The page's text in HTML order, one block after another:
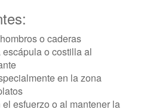
o caderas
o costilla al
en la zona
esfuerzo o al mantener la